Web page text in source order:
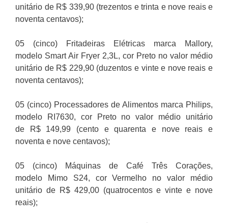
unitário de R$ 339,90 (trezentos e trinta e nove reais e
noventa centavos);
05 (cinco) Fritadeiras Elétricas marca Mallory,
modelo Smart Air Fryer 2,3L, cor Preto no valor médio
unitário de R$ 229,90 (duzentos e vinte e nove reais e
noventa centavos);
05 (cinco) Processadores de Alimentos marca Philips,
modelo RI7630, cor Preto no valor médio unitário
de R$ 149,99 (cento e quarenta e nove reais e
noventa e nove centavos);
05 (cinco) Máquinas de Café Três Corações,
modelo Mimo S24, cor Vermelho no valor médio
unitário de R$ 429,00 (quatrocentos e vinte e nove
reais);